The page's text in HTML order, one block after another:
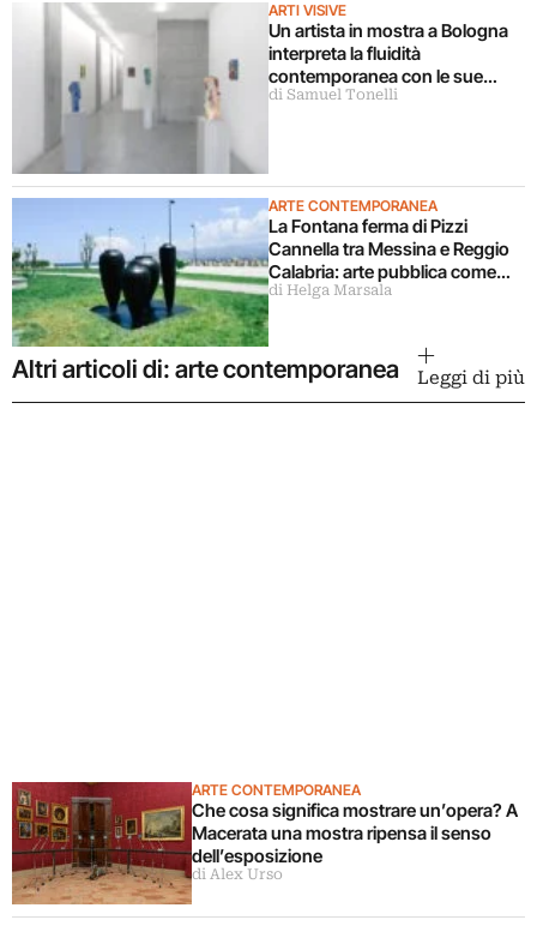
ARTI VISIVE
Un artista in mostra a Bologna
interpreta la fluidità
contemporanea con le sue
sculture
di Samuel Tonelli
ARTE CONTEMPORANEA
La Fontana ferma di Pizzi
Cannella tra Messina e Reggio
Calabria: arte pubblica come
ponte sullo Stretto (ma è
di Helga Marsala
Altri articoli di: arte contemporanea Leggi di più
ARTE CONTEMPORANEA
Che cosa significa mostrare un’opera? A
Macerata una mostra ripensa il senso
dell’esposizione
di Alex Urso